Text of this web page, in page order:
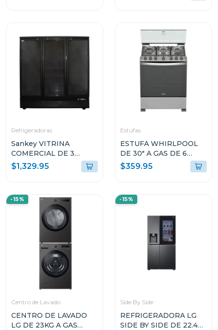
Refrigeradoras
Sankey VITRINA
COMERCIAL DE 3
PUERTAS 58.8P³
RFD60N91 COLOR
$1,329.95
Estufas
ESTUFA WHIRLPOOL
DE 30" A GAS DE 6
QUEMADORES
LWFR5200D
$359.95
-15%
Centro de Lavado
CENTRO DE LAVADO
LG DE 23KG A GAS
-15%
Side By Side
REFRIGERADORA LG
SIDE BY SIDE DE 22.4P³